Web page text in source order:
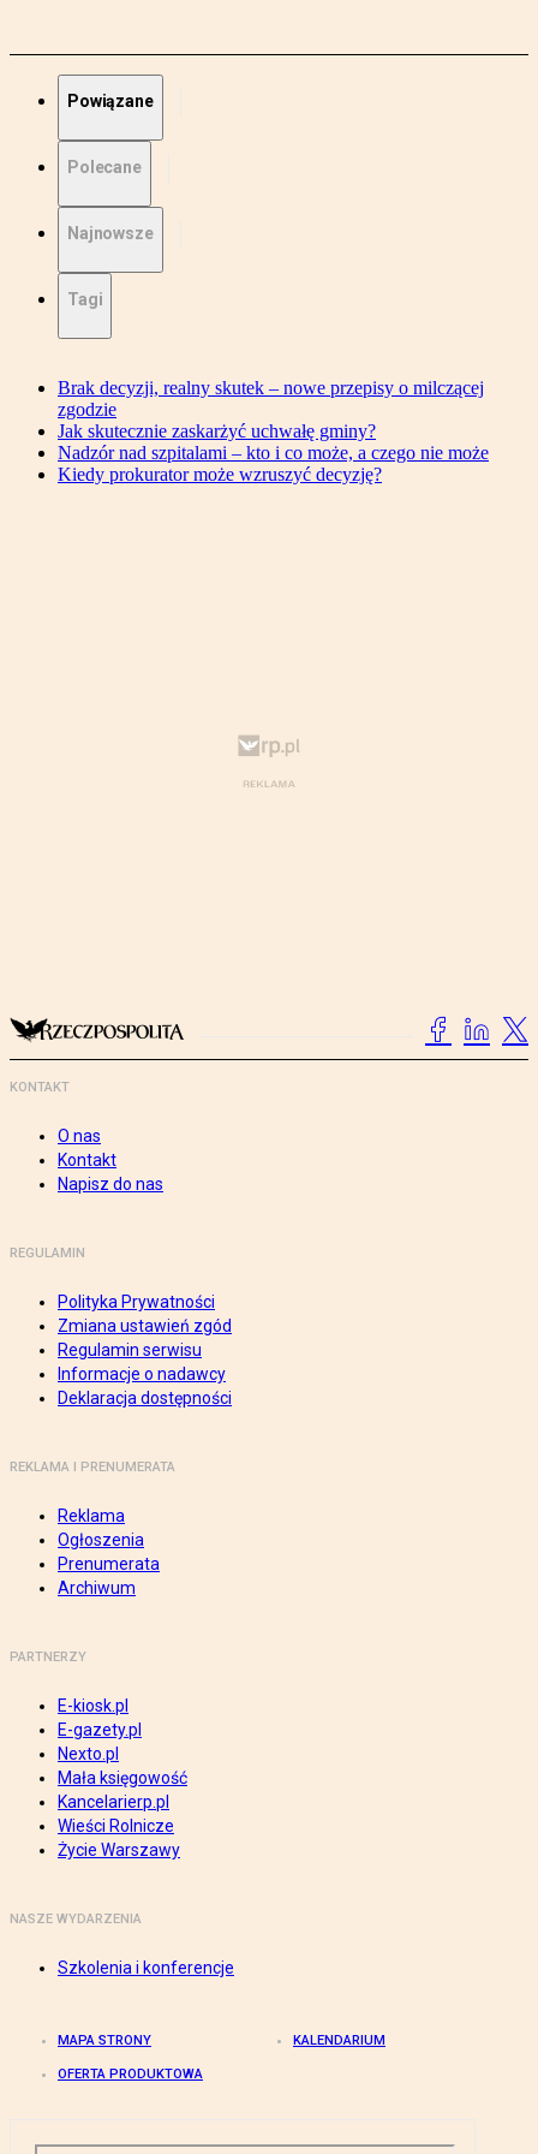
Powiązane
Polecane
Najnowsze
Tagi
Brak decyzji, realny skutek – nowe przepisy o milczącej
zgodzie
Jak skutecznie zaskarżyć uchwałę gminy?
Nadzór nad szpitalami – kto i co może, a czego nie może
Kiedy prokurator może wzruszyć decyzję?
KONTAKT
O nas
Kontakt
Napisz do nas
REGULAMIN
Polityka Prywatności
Zmiana ustawień zgód
Regulamin serwisu
Informacje o nadawcy
Deklaracja dostępności
REKLAMA I PRENUMERATA
Reklama
Ogłoszenia
Prenumerata
Archiwum
PARTNERZY
E-kiosk.pl
E-gazety.pl
Nexto.pl
Mała księgowość
Kancelarierp.pl
Wieści Rolnicze
Życie Warszawy
NASZE WYDARZENIA
Szkolenia i konferencje
MAPA STRONY KALENDARIUM
OFERTA PRODUKTOWA